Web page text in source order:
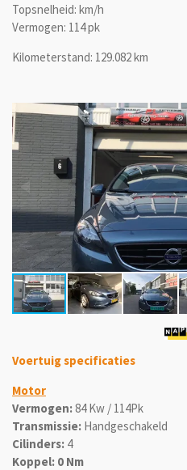
Topsnelheid: km/h
Vermogen: 114 pk
Kilometerstand: 129.082 km
Voertuig specificaties
Motor
Vermogen:84 Kw / 114Pk
Transmissie: Handgeschakeld
Cilinders: 4
Koppel: 0 Nm